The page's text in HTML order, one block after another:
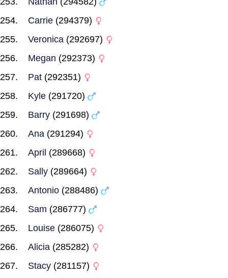
Carrie (294379)
Veronica (292697)
Megan (292373)
Pat (292351)
Kyle (291720)
Barry (291698)
Ana (291294)
April (289668)
Sally (289664)
Antonio (288486)
Sam (286777)
Louise (286075)
Alicia (285282)
Stacy (281157)